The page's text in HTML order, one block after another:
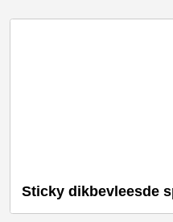
Sticky dikbevleesde